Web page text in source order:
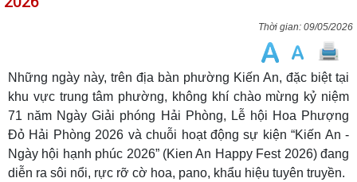
09/05/2026
Những ngày này, trên địa bàn phường Kiến An, đặc biệt tại
khu vực trung tâm phường, không khí chào mừng kỷ niệm
71 năm Ngày Giải phóng Hải Phòng, Lễ hội Hoa Phượng
Đỏ Hải Phòng 2026 và chuỗi hoạt động sự kiện “Kiến An -
Ngày hội hạnh phúc 2026” (Kien An Happy Fest 2026) đang
diễn ra sôi nổi, rực rỡ cờ hoa, pano, khẩu hiệu tuyên truyền.